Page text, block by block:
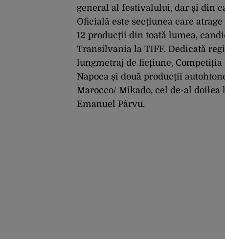
general al festivalului, dar și din
Oficială este secțiunea care
12 producții din toată lumea,
Transilvania la TIFF. Dedicată
lungmetraj de ficțiune,
Napoca și două producții
Marocco/ Mikado, cel de-al
Emanuel Pârvu.